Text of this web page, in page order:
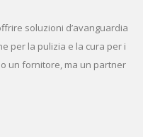
soluzioni d’avanguardia
per la pulizia e la cura per i
un fornitore, ma un partner